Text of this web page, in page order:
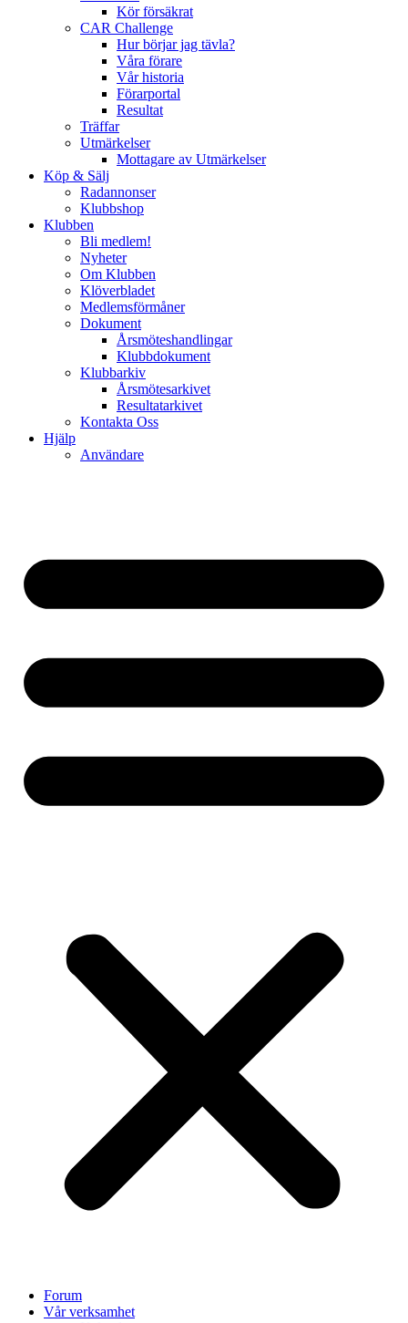
Kör försäkrat
CAR Challenge
Hur börjar jag tävla?
Våra förare
Vår historia
Förarportal
Resultat
Träffar
Utmärkelser
Mottagare av Utmärkelser
Köp & Sälj
Radannonser
Klubbshop
Klubben
Bli medlem!
Nyheter
Om Klubben
Klöverbladet
Medlemsförmåner
Dokument
Årsmöteshandlingar
Klubbdokument
Klubbarkiv
Årsmötesarkivet
Resultatarkivet
Kontakta Oss
Hjälp
Användare
Forum
Vår verksamhet